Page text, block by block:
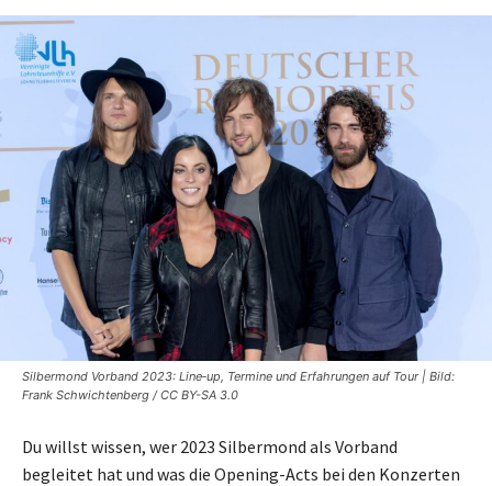
Silbermond Vorband 2023: Line‑up, Termine und Erfahrungen auf Tour | Bild:
Frank Schwichtenberg / CC BY-SA 3.0
Du willst wissen, wer 2023 Silbermond als Vorband
begleitet hat und was die Opening-Acts bei den Konzerten